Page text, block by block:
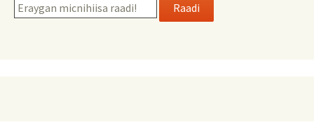
Raadi